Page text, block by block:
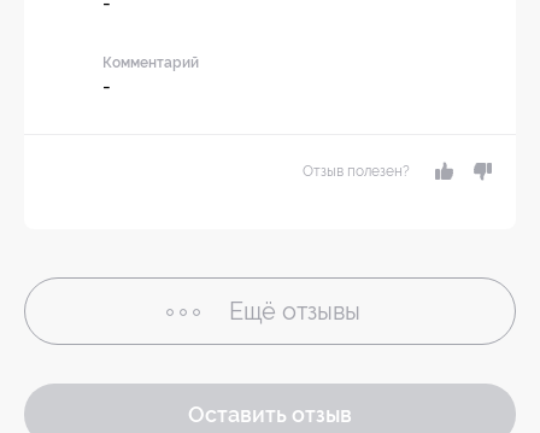
Комментарий
-
Отзыв полезен?
Ещё отзывы
Оставить отзыв